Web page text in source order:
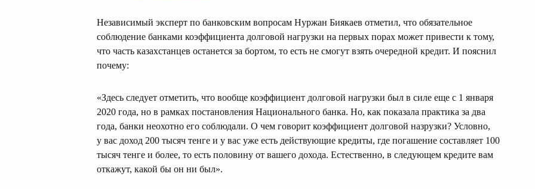
Независимый эксперт по банковским вопросам Нуржан Биякаев отметил, что обязательное
соблюдение банками коэффициента долговой нагрузки на первых порах может привести к тому,
что часть казахстанцев останется за бортом, то есть не смогут взять очередной кредит. И пояснил
почему:
«Здесь следует отметить, что вообще коэффициент долговой нагрузки был в силе еще с 1 января
2020 года, но в рамках постановления Национального банка. Но, как показала практика за два
года, банки неохотно его соблюдали. О чем говорит коэффициент долговой назрузки? Условно,
у вас доход 200 тысяч тенге и у вас уже есть действующие кредиты, где погашение составляет 100
тысяч тенге и более, то есть половину от вашего дохода. Естественно, в следующем кредите вам
откажут, какой бы он ни был».